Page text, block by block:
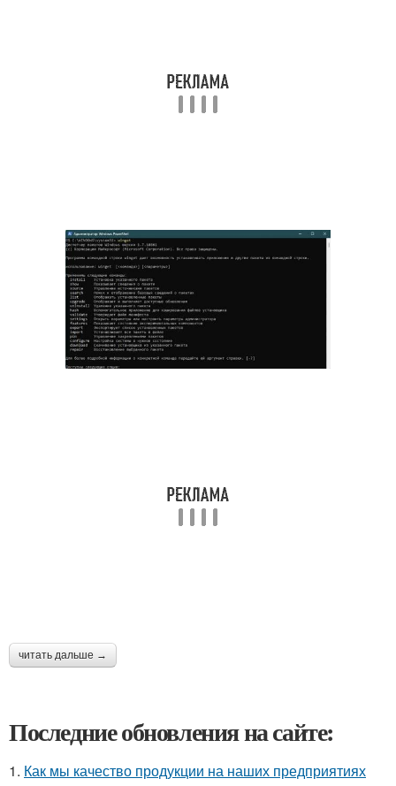
читать дальше →
Последние обновления на сайте:
1. Как мы качество продукции на наших предприятиях